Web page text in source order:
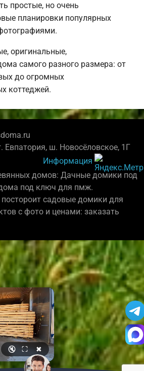
простые, но очень
планировки популярных
оригинальные,
самого разного размера: от
до огромных
коттеджей.
Евпатория, ш. Новосёловское, 1Г
Информация
домов: Дачные домики под
под ключ для пмж.
садовые домики для
с фото и ценами: заказать
🔇 ⛶ ✖